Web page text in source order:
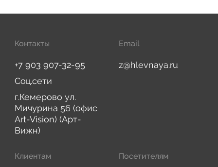
Контакты
+7 903 907-32-95
Соц.сети
г.Кемерово ул.
Мичурина 56 (офис
Art-Vision) (Арт-
Вижн)
Email
z@hlevnaya.ru
Клиентам Посетителям